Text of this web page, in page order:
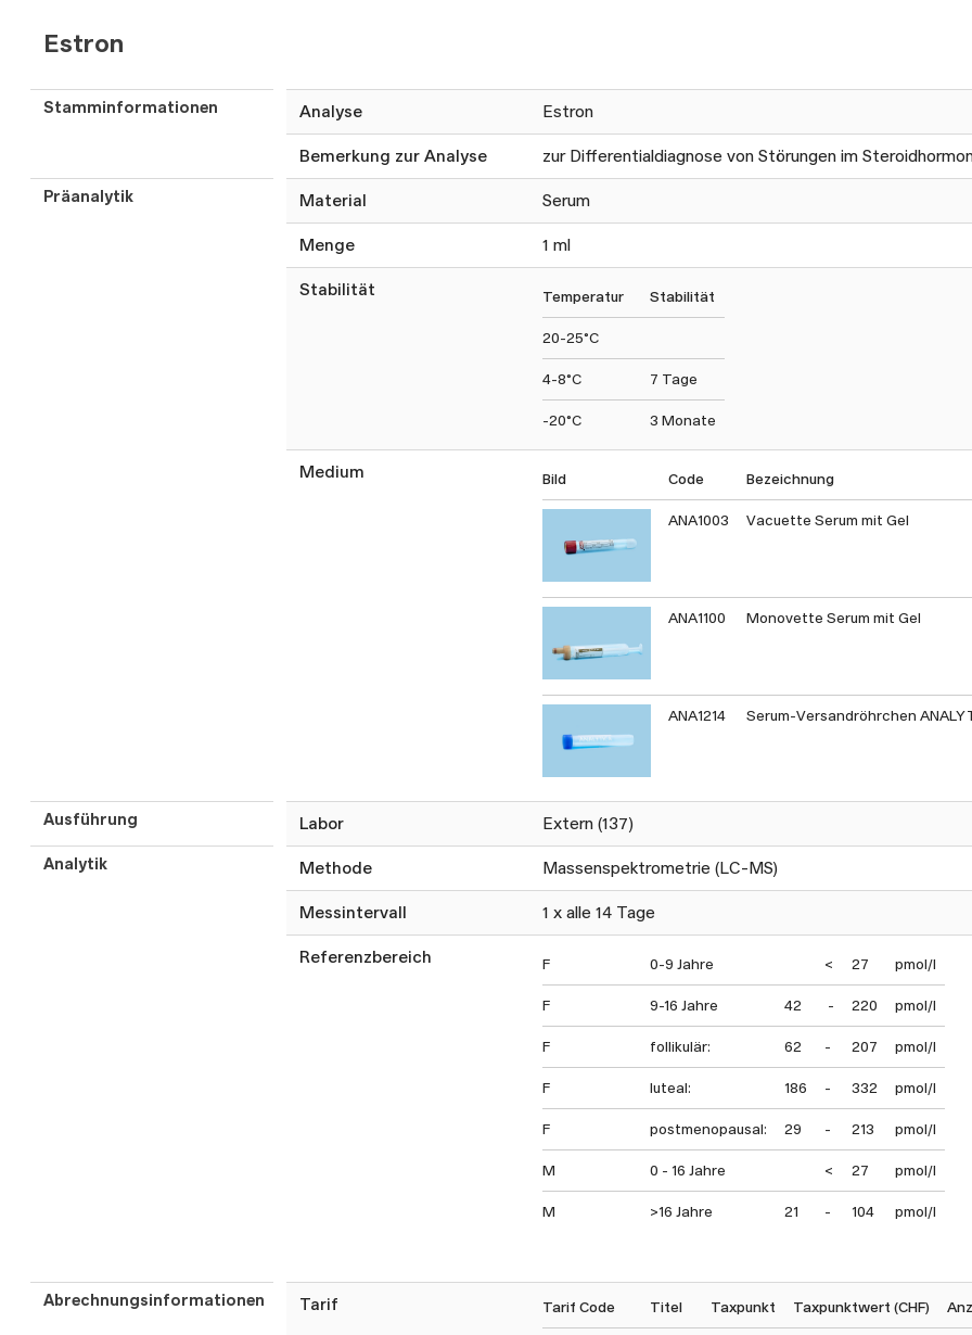
Estron
Stamminformationen Analyse Estron
Bemerkung zur Analyse zur Differentialdiagnose von Störungen im
Präanalytik Material Serum
Menge 1 ml
Stabilität Temperatur Stabilität
20-25°C
4-8°C 7 Tage
-20°C 3 Monate
Medium Bild Code Bezeichnung
ANA1003 Vacuette Serum mit Gel
ANA1100 Monovette Serum mit Gel
ANA1214 Serum-Versandröhrchen
Ausführung Labor Extern (137)
Analytik Methode Massenspektrometrie (LC-MS)
Messintervall 1 x alle 14 Tage
Referenzbereich F 0-9 Jahre < 27 pmol/l
F 9-16 Jahre 42 - 220 pmol/l
F follikulär: 62 - 207 pmol/l
F luteal: 186 - 332 pmol/l
F postmenopausal: 29 - 213 pmol/l
M 0 - 16 Jahre < 27 pmol/l
M >16 Jahre 21 - 104 pmol/l
Abrechnungsinformationen Tarif Tarif Code Titel Taxpunkt Taxpunktwert (CHF)